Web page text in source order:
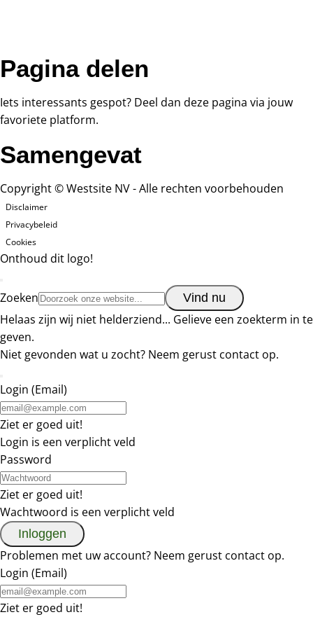
Pagina delen
Iets interessants gespot? Deel dan deze pagina via jouw
favoriete platform.
Samengevat
Copyright©Westsite NV-Alle rechten voorbehouden
Disclaimer
Privacybeleid
Cookies
Onthoud dit logo!
Zoeken Vind nu
Helaas zijn wij niet helderziend... Gelieve een zoekterm in te
geven.
Niet gevonden wat u zocht? Neem gerust contact op.
Login (Email)
Ziet er goed uit!
Login is een verplicht veld
Password
Ziet er goed uit!
Wachtwoord is een verplicht veld
Inloggen
Problemen met uw account? Neem gerust contact op.
Login (Email)
Ziet er goed uit!